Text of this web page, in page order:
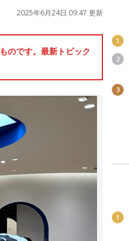
2025年6月24日 09:47 更新
のです。最新トピック
1
2
3
1